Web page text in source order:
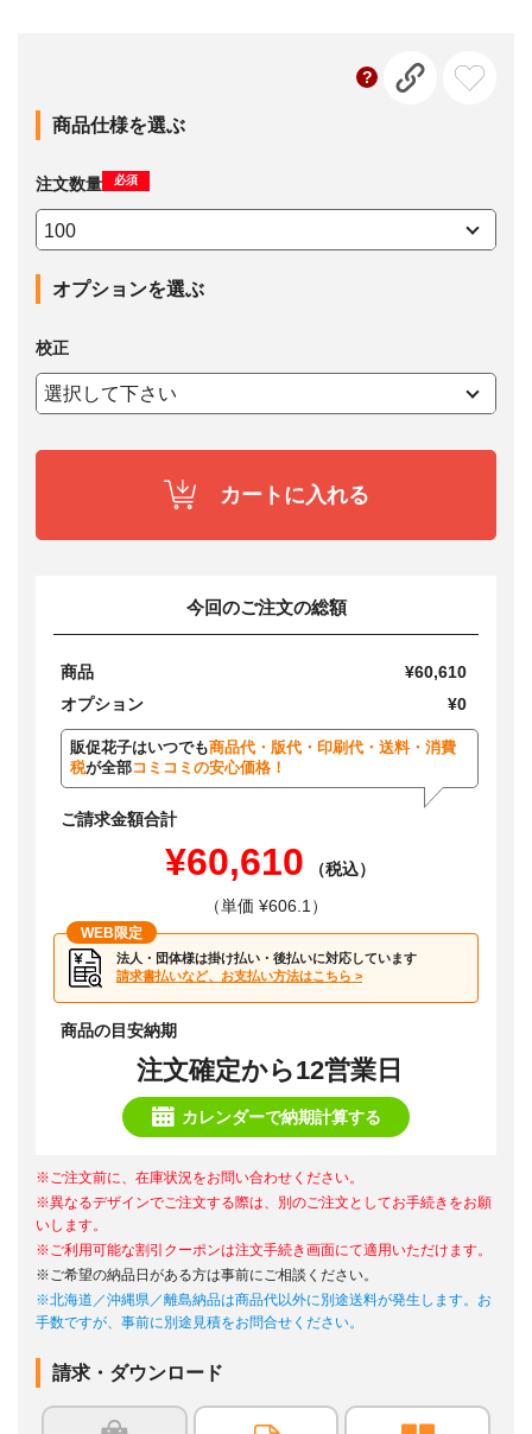
商品仕様を選ぶ
注文数量 必須
オプションを選ぶ
校正
カートに入れる
今回のご注文の総額
商品
¥60,610
オプション
¥0
販促花子はいつでも商品代・版代・印刷代・送料・消費
税が全部コミコミの安心価格！
ご請求金額合計
¥60,610
（税込）
（単価 ¥606.1）
WEB限定
法人・団体様は掛け払い・後払いに対応しています
請求書払いなど、お支払い方法はこちら >
商品の目安納期
注文確定から12営業日
カレンダーで納期計算する
※ご注文前に、在庫状況をお問い合わせください。
※異なるデザインでご注文する際は、別のご注文としてお手続きをお願
いします。
※ご利用可能な割引クーポンは注文手続き画面にて適用いただけます。
※ご希望の納品日がある方は事前にご相談ください。
※北海道／沖縄県／離島納品は商品代以外に別途送料が発生します。お
手数ですが、事前に別途見積をお問合せください。
請求・ダウンロード